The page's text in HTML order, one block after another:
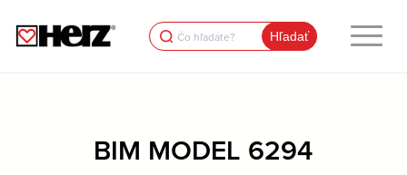
Search
for:
BIM MODEL 6294